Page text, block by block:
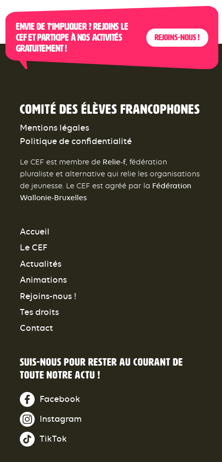
Envie de t’impliquer ? Rejoins le
CEF et participe à nos activités
gratuitement !
Rejoins-nous !
Comité des élèves francophones
Mentions légales
Politique de confidentialité
Le CEF est membre de Relie-f, fédération
pluraliste et alternative qui relie les organisations
de jeunesse. Le CEF est agréé par la Fédération
Wallonie-Bruxelles
Accueil
Le CEF
Actualités
Animations
Rejoins-nous !
Tes droits
Contact
Suis-nous pour rester au courant de
toute notre actu !
Facebook
Instagram
TikTok